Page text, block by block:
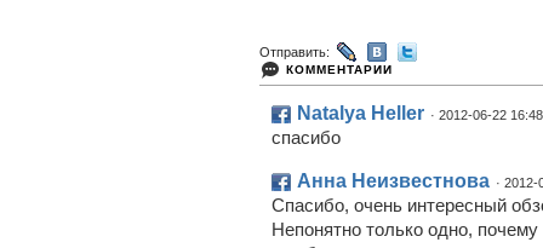
Отправить:
КОММЕНТАРИИ
Natalya Heller · 2012-06-22
спасибо
Анна Неизвестнова ·
Спасибо, очень интересный
Непонятно только одно,